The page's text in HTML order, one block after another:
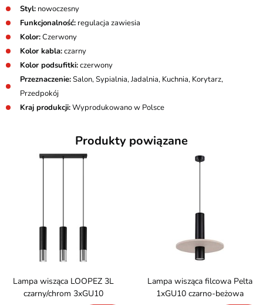
Styl: nowoczesny
Funkcjonalność: regulacja zawiesia
Kolor:Czerwony
Kolor kabla:czarny
Kolor podsufitki:czerwony
Przeznaczenie:Salon, Sypialnia, Jadalnia, Kuchnia, Korytarz,
Przedpokój
Kraj produkcji:Wyprodukowano w Polsce
Produkty powiązane
Lampa wisząca LOOPEZ 3L
czarny/chrom 3xGU10
Lampa wisząca filcowa Pelta
1xGU10 czarno-beżowa